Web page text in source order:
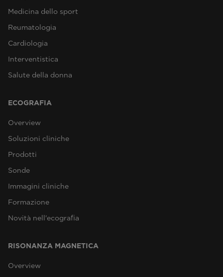
Medicina dello sport
Reumatologia
Cardiologia
Interventistica
Salute della donna
ECOGRAFIA
Overview
Soluzioni cliniche
Prodotti
Sonde
Immagini cliniche
Formazione
Novità nell'ecografia
RISONANZA MAGNETICA
Overview